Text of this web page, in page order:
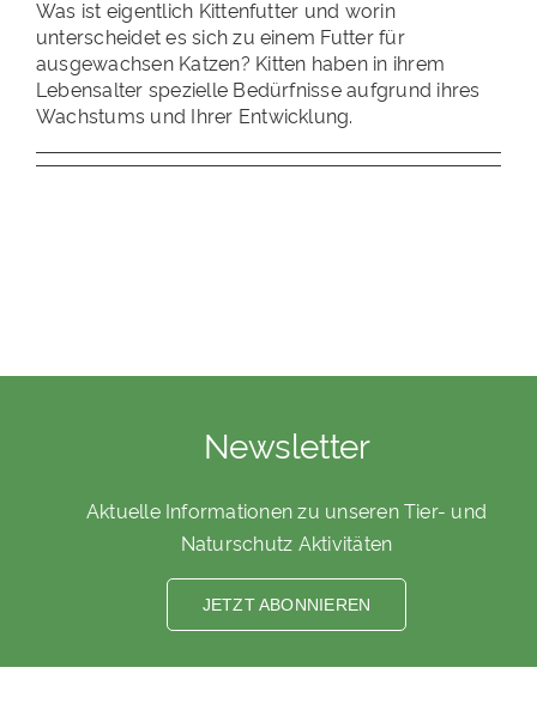
PATENSCHAFTEN
HELFER WERDEN
RATGEBER
Was ist eigentlich Kittenfutter und worin
unterscheidet es sich zu einem Futter für
ausgewachsen Katzen? Kitten haben in ihrem
Lebensalter spezielle Bedürfnisse aufgrund ihres
Wachstums und Ihrer Entwicklung.
Newsletter
Aktuelle Informationen zu unseren Tier- und
Naturschutz Aktivitäten
JETZT ABONNIEREN